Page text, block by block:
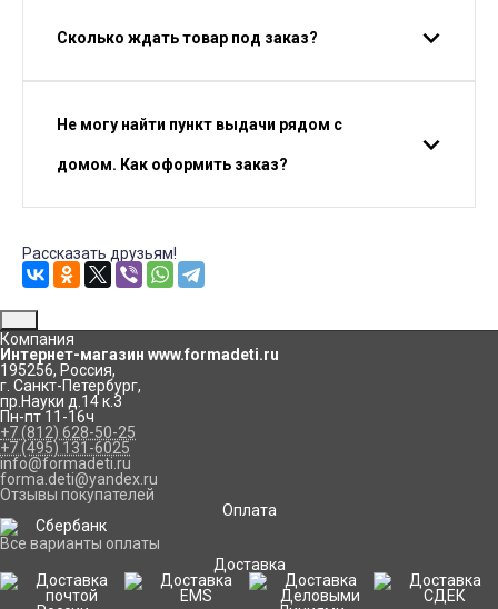
Сколько ждать товар под заказ?
Не могу найти пункт выдачи рядом с
домом. Как оформить заказ?
Рассказать друзьям!
Компания
Интернет-магазин www.formadeti.ru
195256, Россия,
г. Санкт-Петербург,
пр.Науки д.14 к.3
Пн-пт 11-16ч
+7 (812) 628-50-25
+7 (495) 131-6025
info@formadeti.ru
forma.deti@yandex.ru
Отзывы покупателей
Оплата
Все варианты оплаты
Доставка